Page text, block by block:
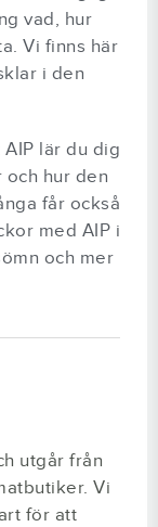
vad, hur
Vi finns här
i den
lär du dig
hur den
får också
med AIP i
och mer
utgår från
Vi
för att